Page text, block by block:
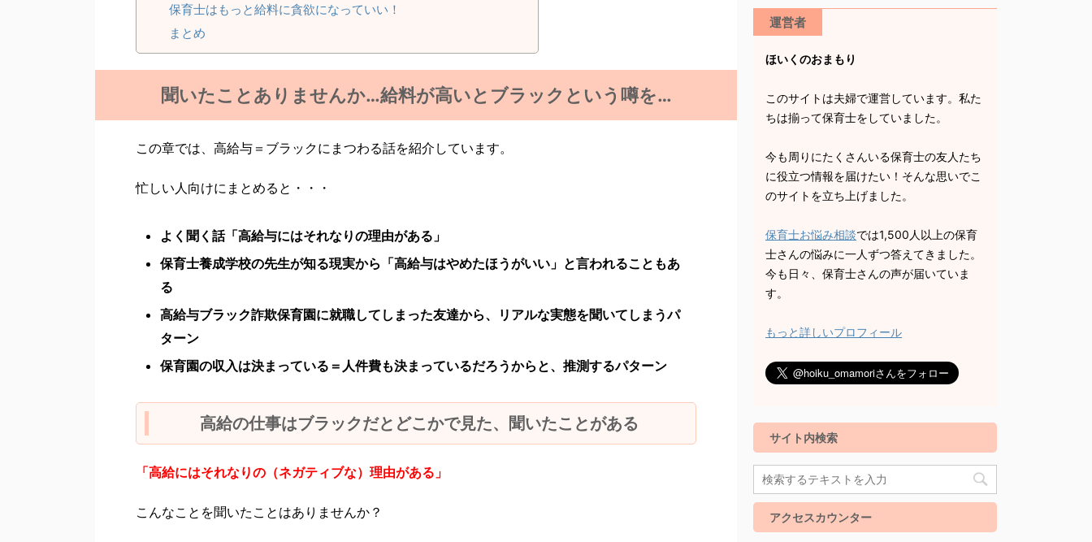
保育士はもっと給料に貪欲になっていい！
まとめ
聞いたことありませんか…給料が高いとブラックという噂を…
この章では、高給与＝ブラックにまつわる話を紹介しています。
忙しい人向けにまとめると・・・
よく聞く話「高給与にはそれなりの理由がある」
保育士養成学校の先生が知る現実から「高給与はやめたほうがいい」と言われることもあ
る
高給与ブラック詐欺保育園に就職してしまった友達から、リアルな実態を聞いてしまうパ
ターン
保育園の収入は決まっている＝人件費も決まっているだろうからと、推測するパターン
高給の仕事はブラックだとどこかで見た、聞いたことがある
「高給にはそれなりの（ネガティブな）理由がある」
こんなことを聞いたことはありませんか？
運営者
ほいくのおまもり
このサイトは夫婦で運営しています。私た
ちは揃って保育士をしていました。
今も周りにたくさんいる保育士の友人たち
に役立つ情報を届けたい！そんな思いでこ
のサイトを立ち上げました。
保育士お悩み相談では1,500人以上の保育
士さんの悩みに一人ずつ答えてきました。
今も日々、保育士さんの声が届いていま
す。
もっと詳しいプロフィール
サイト内検索
アクセスカウンター